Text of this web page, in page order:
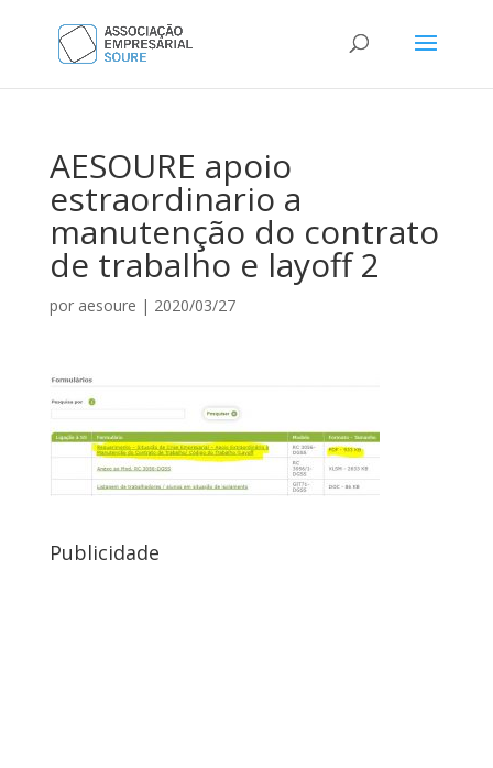
AESOURE apoio
estraordinario a
manutenção do contrato
de trabalho e layoff 2
por aesoure | 2020/03/27
Publicidade